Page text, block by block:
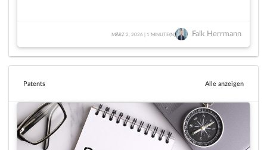
Falk Herrmann
MÄRZ 2, 2026 | 1 MINUTE(N)
Patents Alle anzeigen